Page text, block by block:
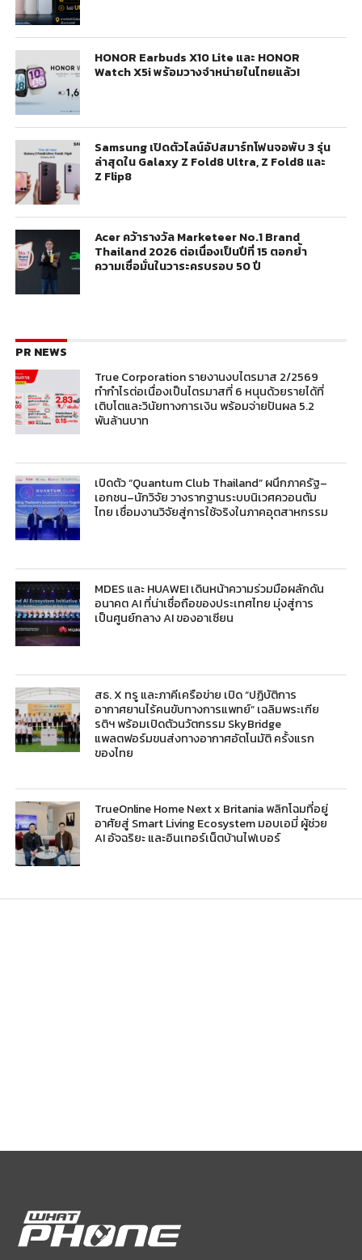
HONOR Earbuds X10 Lite และ HONOR
Watch X5i พร้อมวางจำหน่ายในไทยแล้ว!
Samsung เปิดตัวไลน์อัปสมาร์ทโฟนจอพับ 3 รุ่น
ล่าสุดใน Galaxy Z Fold8 Ultra, Z Fold8 และ
Z Flip8
Acer คว้ารางวัล Marketeer No.1 Brand
Thailand 2026 ต่อเนื่องเป็นปีที่ 15 ตอกย้ำ
ความเชื่อมั่นในวาระครบรอบ 50 ปี
PR NEWS
True Corporation รายงานงบไตรมาส 2/2569
ทำกำไรต่อเนื่องเป็นไตรมาสที่ 6 หนุนด้วยรายได้ที่
เติบโตและวินัยทางการเงิน พร้อมจ่ายปันผล 5.2
พันล้านบาท
เปิดตัว “Quantum Club Thailand” ผนึกภาครัฐ–
เอกชน–นักวิจัย วางรากฐานระบบนิเวศควอนตัม
ไทย เชื่อมงานวิจัยสู่การใช้จริงในภาคอุตสาหกรรม
MDES และ HUAWEI เดินหน้าความร่วมมือผลักดัน
อนาคต AI ที่น่าเชื่อถือของประเทศไทย มุ่งสู่การ
เป็นศูนย์กลาง AI ของอาเซียน
สธ. X ทรู และภาคีเครือข่าย เปิด “ปฏิบัติการ
อากาศยานไร้คนขับทางการแพทย์” เฉลิมพระเกีย
รติฯ พร้อมเปิดตัวนวัตกรรม SkyBridge
แพลตฟอร์มขนส่งทางอากาศอัตโนมัติ ครั้งแรก
ของไทย
TrueOnline Home Next x Britania พลิกโฉมที่อยู่
อาศัยสู่ Smart Living Ecosystem มอบเอมี่ ผู้ช่วย
AI อัจฉริยะ และอินเทอร์เน็ตบ้านไฟเบอร์